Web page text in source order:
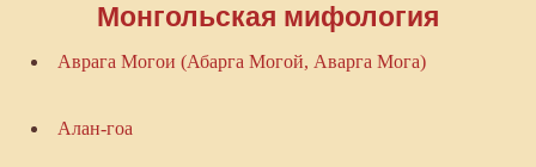
Монгольская мифология
Аврага Могои (Абарга Могой, Аварга Мога)
Алан-гоа